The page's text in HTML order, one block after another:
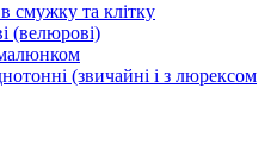
смужку та клітку
(велюрові)
(звичайні і з люрексом